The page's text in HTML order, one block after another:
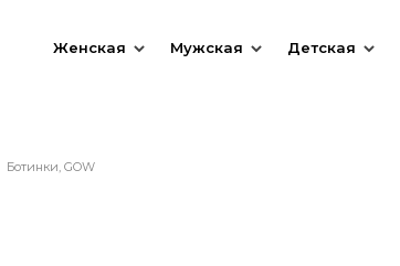
Женская Мужская Детская
Ботинки, GOW